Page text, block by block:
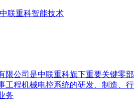
限公司是中联重科旗下重要关键零部
工程机械电控系统的研发、制造、行
务